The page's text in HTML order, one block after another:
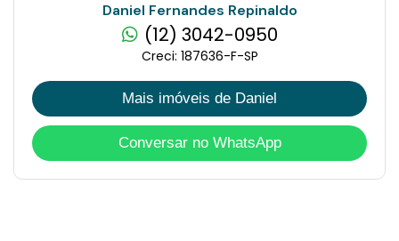
Daniel Fernandes Repinaldo
(12) 3042-0950
Creci: 187636-F-SP
Mais imóveis de Daniel
Conversar no WhatsApp